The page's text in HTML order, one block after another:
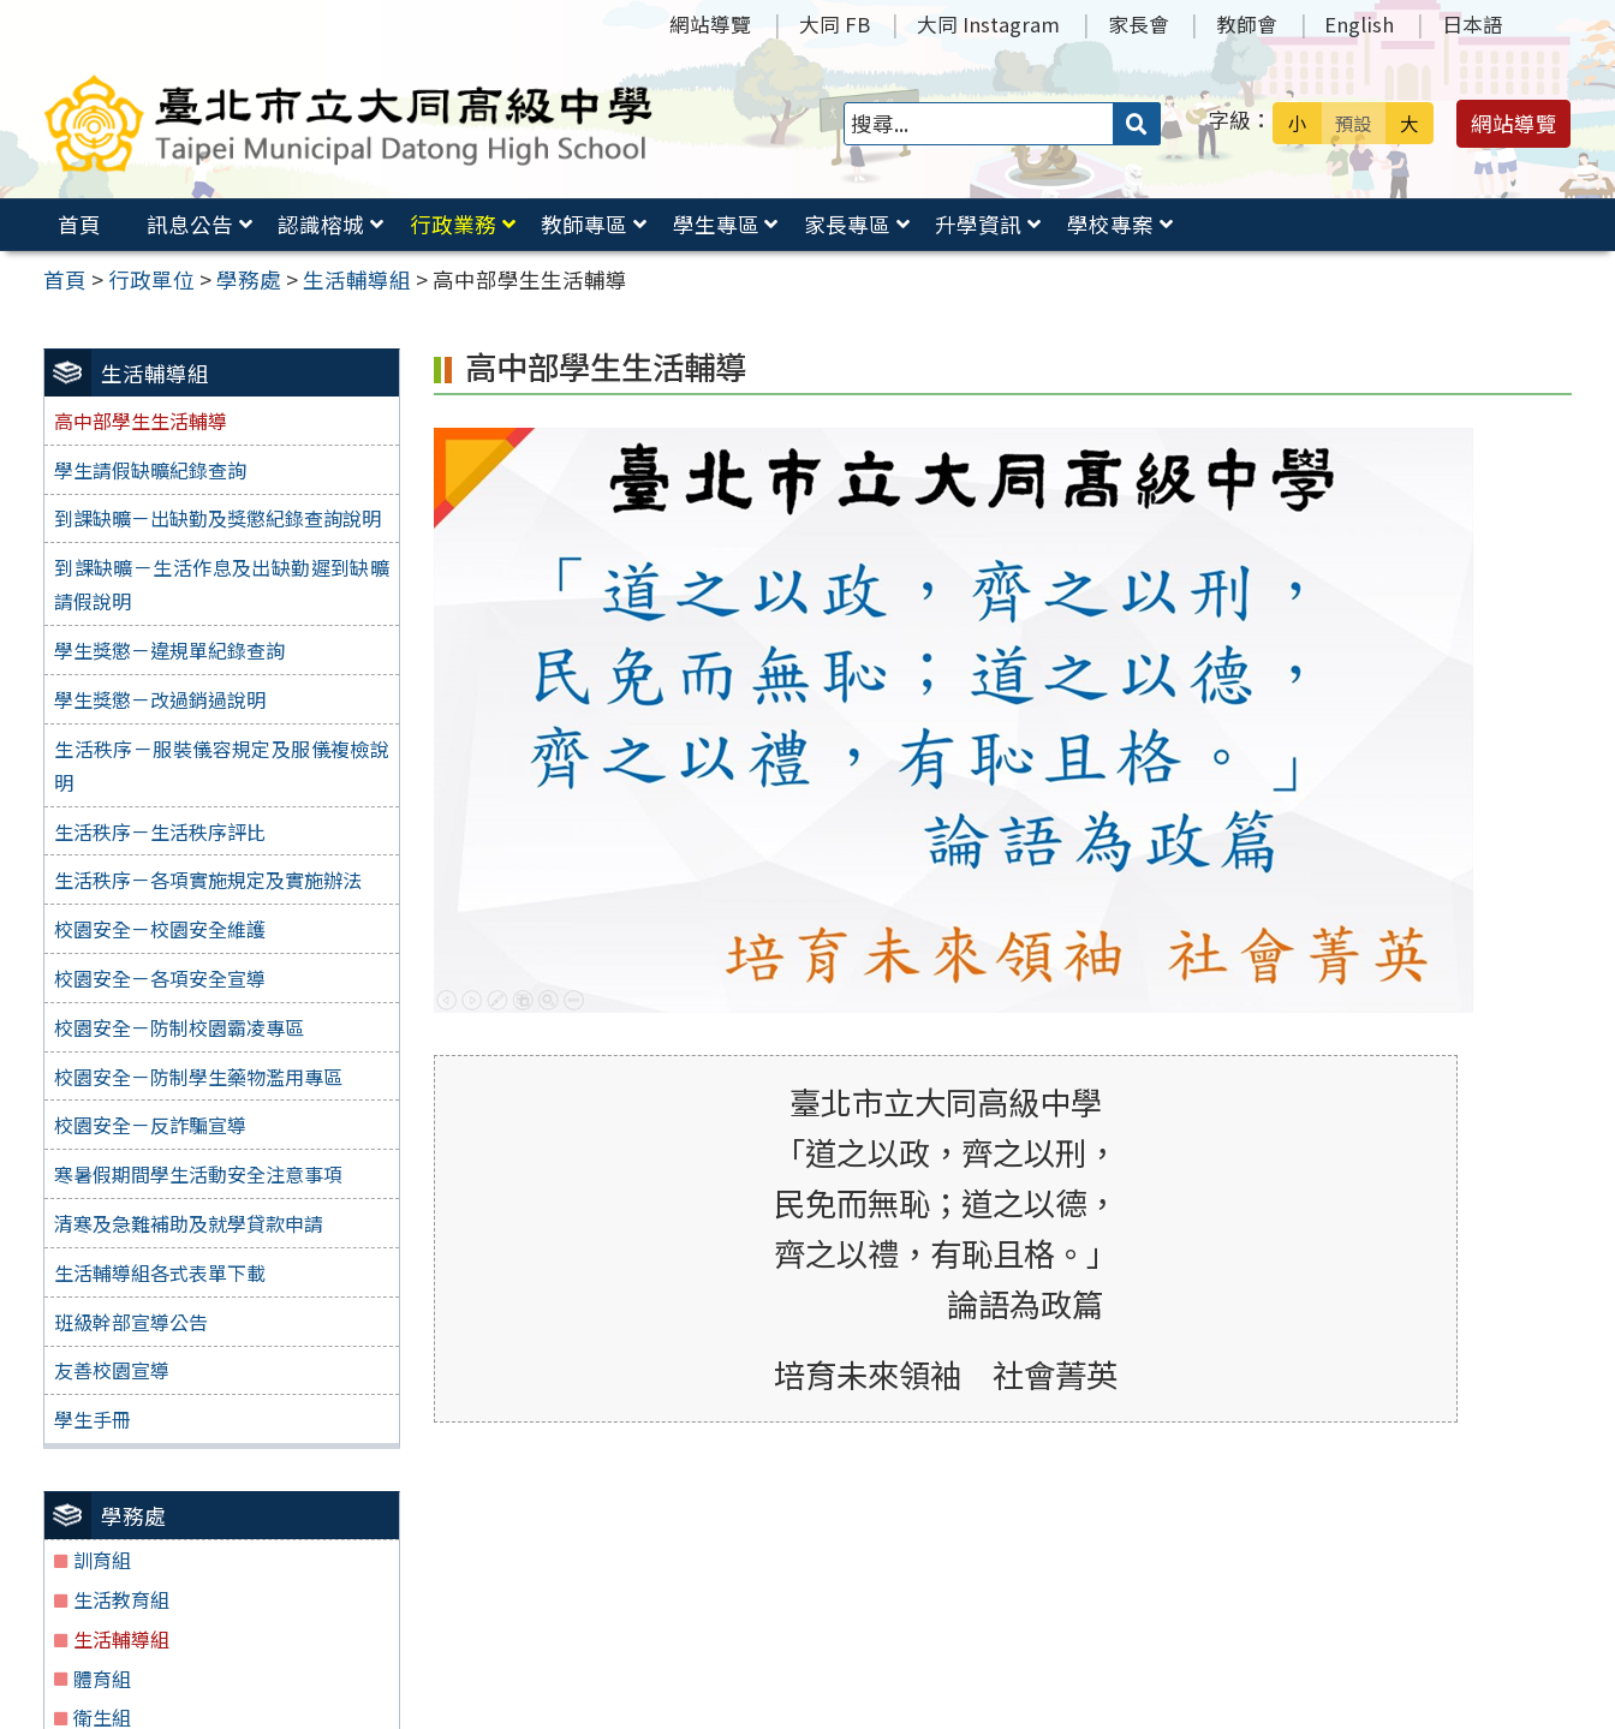
要
容
網站導覽 大同 FB 大同 Instagram 家長會 教師會 English 日本語
搜
送出 字級： 小 預設 大 網站導覽
首頁 訊息公告 認識榕城 行政業務 教師專區 學生專區 家長專區 升學資訊
學校專案
首頁 > 行政單位 >學務處 >生活輔導組 > 高中部學生生活輔導
生活輔導組
高中部學生生活輔導
學生請假缺曠紀錄查詢
到課缺曠－出缺勤及獎懲紀錄查詢說明
到課缺曠－生活作息及出缺勤遲到缺曠
請假說明
學生獎懲－違規單紀錄查詢
學生獎懲－改過銷過說明
生活秩序－服裝儀容規定及服儀複檢說
明
生活秩序－生活秩序評比
生活秩序－各項實施規定及實施辦法
校園安全－校園安全維護
校園安全－各項安全宣導
校園安全－防制校園霸凌專區
校園安全－防制學生藥物濫用專區
校園安全－反詐騙宣導
寒暑假期間學生活動安全注意事項
清寒及急難補助及就學貸款申請
生活輔導組各式表單下載
班級幹部宣導公告
友善校園宣導
學生手冊
學務處
訓育組
生活教育組
生活輔導組
體育組
衛生組
高中部學生生活輔導
臺北市立大同高級中學
「道之以政，齊之以刑，
民免而無恥；道之以德，
齊之以禮，有恥且格。」
論語為政篇
培育未來領袖 社會菁英